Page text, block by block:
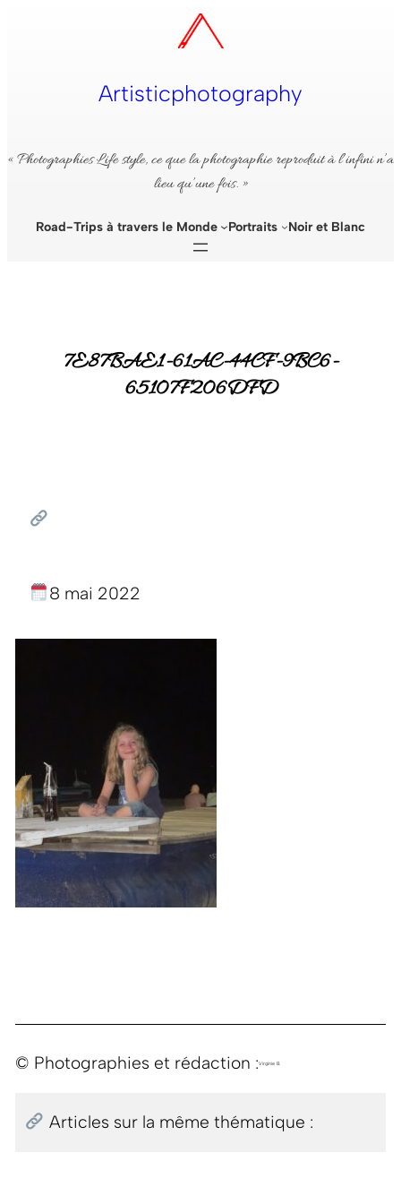
Artisticphotography
« Photographies Life style, ce que la photographie reproduit à l’infini n’a
lieu qu’une fois. »
Road-Trips à travers le Monde Portraits Noir et Blanc
7E87BAE1-61AC-44CF-9BC6-
65107F206DFD
8 mai 2022
© Photographies et rédaction :Virginie B.
Articles sur la même thématique :